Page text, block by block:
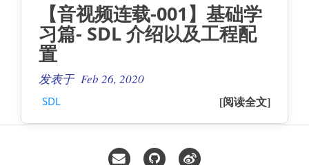
【音视频连载-001】基础学
习篇- SDL 介绍以及工程配
置
发表于 Feb 26, 2020
[阅读全文]
SDL